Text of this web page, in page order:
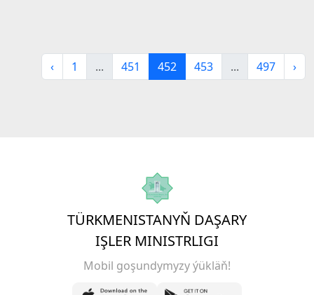
‹ 1 ... 451 452 453 ... 497 ›
TÜRKMENISTANYŇ DAŞARY
IŞLER MINISTRLIGI
Mobil goşundymyzy ýükläň!